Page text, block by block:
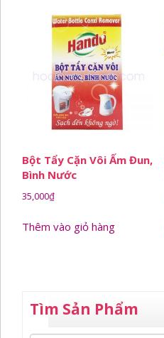
Bột Tẩy Cặn Vôi Ấm Đun,
Bình Nước
35,000₫
Thêm vào giỏ hàng
Tìm Sản Phẩm